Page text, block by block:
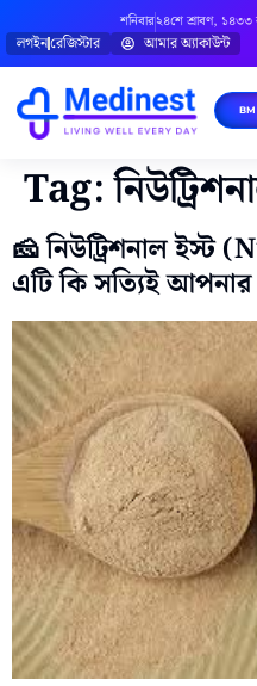
শনিবার২৪শে শ্রাবণ, ১৪৩৩
লগইনরেজিস্টার আমার অ্যাকাউন্ট
Tag:
🧀 নিউট্রিশনাল
এটি কি সত্যিই